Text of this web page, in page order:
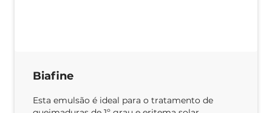
Biafine
Esta emulsão é ideal para o tratamento de